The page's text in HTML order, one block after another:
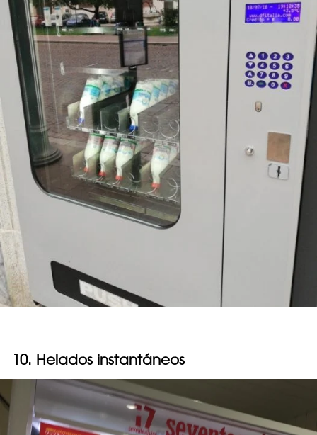
10. Helados instantáneos